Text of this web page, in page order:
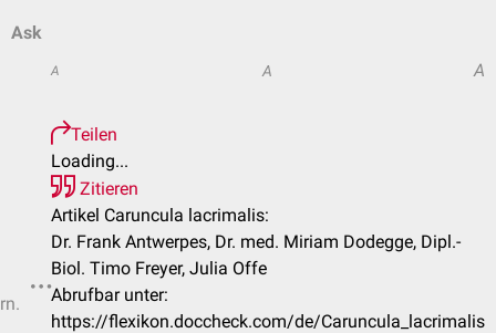
Ask
A A A
Teilen
Loading...
Zitieren
Artikel Caruncula lacrimalis:
Dr. Frank Antwerpes, Dr. med. Miriam Dodegge, Dipl.-
Biol. Timo Freyer, Julia Offe
Abrufbar unter:
https://flexikon.doccheck.com/de/Caruncula_lacrimalis